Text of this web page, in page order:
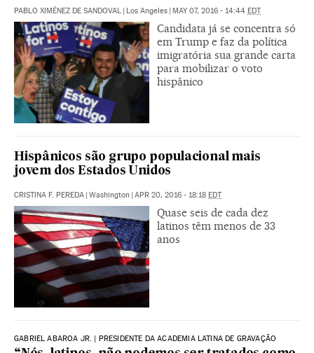
PABLO XIMÉNEZ DE SANDOVAL | Los Angeles | MAY 07, 2016 - 14:44 EDT
Candidata já se concentra só
em Trump e faz da política
imigratória sua grande carta
para mobilizar o voto
hispânico
Hispânicos são grupo populacional mais
jovem dos Estados Unidos
CRISTINA F. PEREDA | Washington | APR 20, 2016 - 18:18 EDT
Quase seis de cada dez
latinos têm menos de 33
anos
GABRIEL ABAROA JR. | PRESIDENTE DA ACADEMIA LATINA DE GRAVAÇÃO